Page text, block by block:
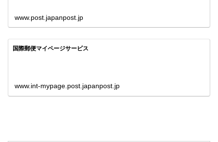
www.post.japanpost.jp
国際郵便マイページサービス
www.int-mypage.post.japanpost.jp